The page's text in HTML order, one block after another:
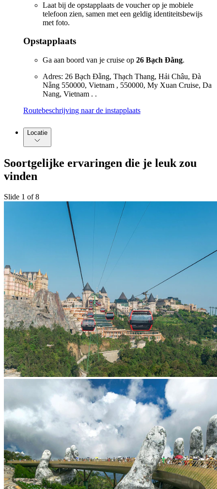
Laat bij de opstapplaats de voucher op je mobiele
telefoon zien, samen met een geldig identiteitsbewijs
met foto.
Opstapplaats
Ga aan boord van je cruise op 26 Bạch Đằng.
Adres: 26 Bạch Đằng, Thạch Thang, Hải Châu, Đà
Nẵng 550000, Vietnam , 550000, My Xuan Cruise, Da
Nang, Vietnam . .
Routebeschrijving naar de instapplaats
Locatie
Soortgelijke ervaringen die je leuk zou
vinden
Slide 1 of 8